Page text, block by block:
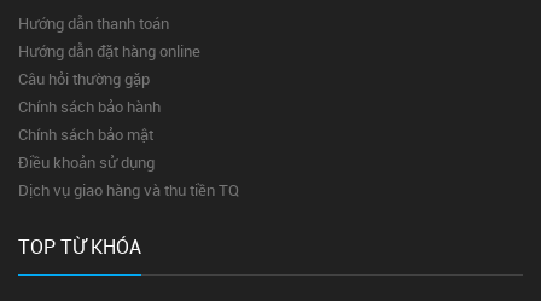
Hướng dẫn thanh toán
Hướng dẫn đặt hàng online
Câu hỏi thường gặp
Chính sách bảo hành
Chính sách bảo mật
Điều khoản sử dụng
Dịch vụ giao hàng và thu tiền TQ
TOP TỪ KHÓA